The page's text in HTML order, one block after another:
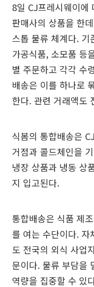
8일 CJ프레시웨이에
판매사의 상품을 한
스톱 물류 체계다.
가공식품, 소모품 등
별 주문하고 각각 수
배송은 이를 하나로
한다. 관련 거래액도
식봄의 통합배송은
거점과 콜드체인을
냉장 상품과 냉동 상
지 입고된다.
통합배송은 식품 제
를 여는 수단이다. 자
도 전국의 외식 사업
문이다. 물류 부담을
역량을 집중할 수 있